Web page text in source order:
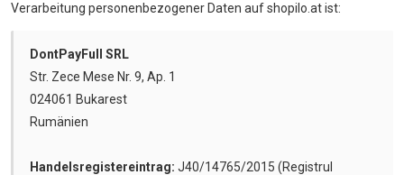
Verarbeitung personenbezogener Daten auf shopilo.at ist:
DontPayFull SRL
Str. Zece Mese Nr. 9, Ap. 1
024061 Bukarest
Rumänien
Handelsregistereintrag: J40/14765/2015 (Registrul